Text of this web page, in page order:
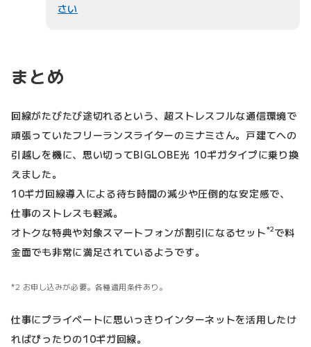
さい
まとめ
回線がたびたび途切れるという、超ストレスフルな通信環境で
頑張っていたフリーランスライターのミナミさん。戸建てへの
引越しを機に、思い切ってBIGLOBE光 10ギガタイプに乗り換
えました。
10ギガ回線導入による待ち時間の減少や圧倒的な安定感で、
仕事のストレスも軽減。
オトクな特典や対象スマートフォンが割引になるセット*2で料
金面でも非常に満足されているようです。
2 お申し込みが必要。各種適用条件あり。
仕事にプライベートに思いっきりインターネットを活用したけ
ればぴったりの10ギガ回線。